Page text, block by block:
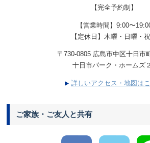
【完全予約制】
【営業時間】9:00〜
【定休日】木曜・日曜・
〒730-0805 広島市中区十日市
十日市パーク・ホームズ
詳しいアクセス・地図は
ご家族・ご友人と共有